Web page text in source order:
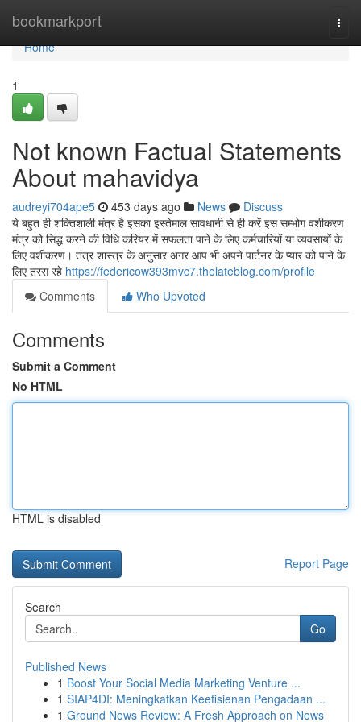
bookmarkport
Home
Home
1
Not known Factual Statements
About mahavidya
audreyi704ape5 453 days ago News
Discuss
ये बहुत ही शक्तिशाली मंत्र है इसका इस्तेमाल सावधानी से ही करें इस सम्भोग वशीकरण
मंत्र को सिद्ध करने की विधि करियर में सफलता पाने के लिए कर्मचारियों या व्यवसायों के
लिए वशीकरण। तंत्र शास्त्र के अनुसार अगर आप भी अपने पार्टनर के प्यार को पाने के
लिए तरस रहे https://federicow393mvc7.thelateblog.com/profile
Comments
Who Upvoted
Comments
Submit a Comment
No HTML
HTML is disabled
Report Page
Search
Go
Published News
1 Boost Your Social Media Marketing Venture ...
1 SIAP4DI: Meningkatkan Keefisienan Pengadaan ...
1 Ground News Review: A Fresh Approach on News